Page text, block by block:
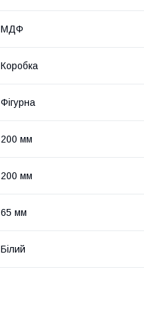
МДФ
Коробка
Фігурна
200 мм
200 мм
65 мм
Білий